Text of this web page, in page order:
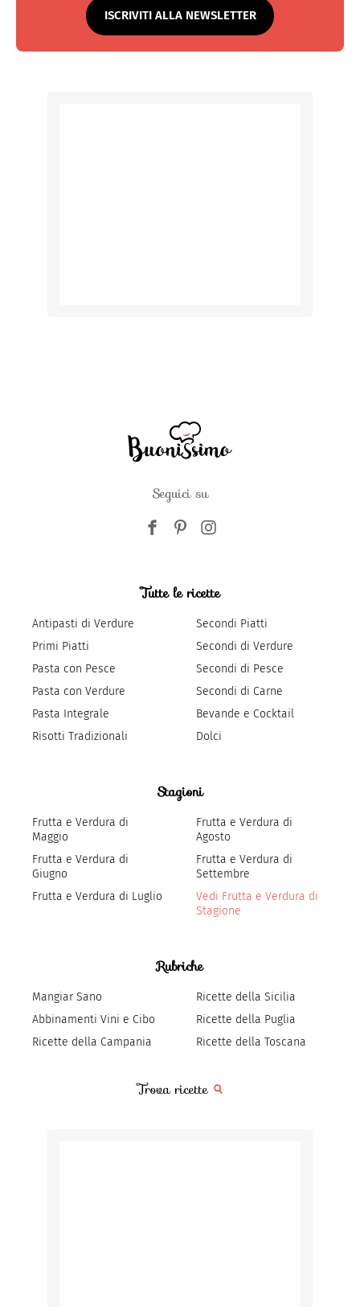
ISCRIVITI ALLA NEWSLETTER
Seguici su
Tutte le ricette
Antipasti di Verdure
Primi Piatti
Pasta con Pesce
Pasta con Verdure
Pasta Integrale
Risotti Tradizionali
Secondi Piatti
Secondi di Verdure
Secondi di Pesce
Secondi di Carne
Bevande e Cocktail
Dolci
Stagioni
Frutta e Verdura di
Maggio
Frutta e Verdura di
Giugno
Frutta e Verdura di Luglio
Frutta e Verdura di
Agosto
Frutta e Verdura di
Settembre
Vedi Frutta e Verdura di
Stagione
Rubriche
Mangiar Sano
Abbinamenti Vini e Cibo
Ricette della Campania
Ricette della Sicilia
Ricette della Puglia
Ricette della Toscana
Trova ricette